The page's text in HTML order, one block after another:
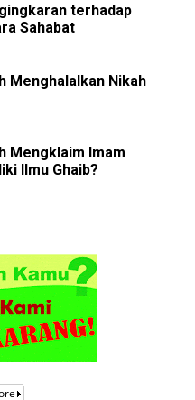
terhadap
Sahabat
Menghalalkan Nikah
Mengklaim Imam
Ilmu Ghaib?